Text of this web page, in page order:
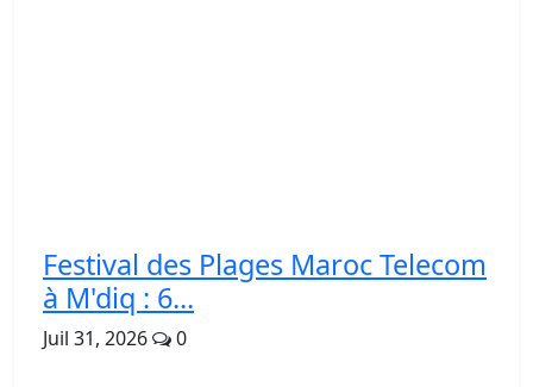
Festival des Plages Maroc Telecom
à M'diq : 6...
Juil 31, 2026 0